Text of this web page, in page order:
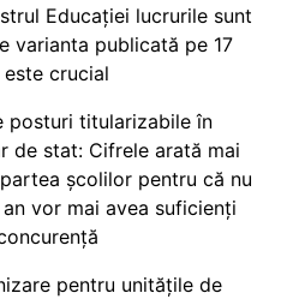
Educației lucrurile sunt
varianta publicată pe 17
crucial
posturi titularizabile în
de stat: Cifrele arată mai
școlilor pentru că nu
vor mai avea suficienți
pentru unitățile de